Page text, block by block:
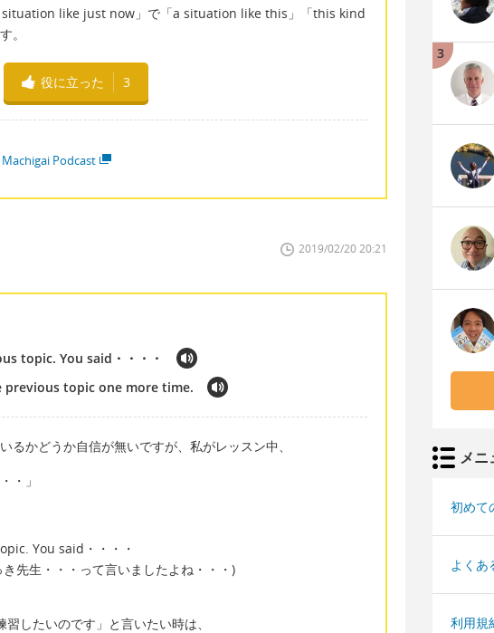
situation like just now」で「a situation like this」「this kind
。
役に立った 3
Machigai Podcast
2019/02/20 20:21
topic. You said・・・・
topic one more time.
るかどうか自信が無いですが、私がレッスン中、
・」
You said・・・・
先生・・・って言いましたよね・・・)
したいのです」と言いたい時は、
3
メニ
初めて
よくあ
利用規